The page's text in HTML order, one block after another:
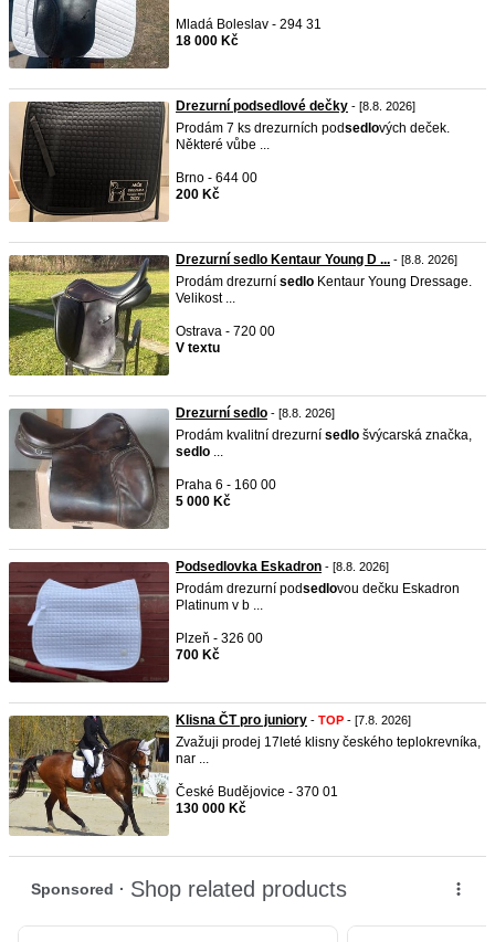
Mladá Boleslav - 294 31
18 000 Kč
Drezurní podsedlové dečky - [8.8. 2026]
Prodám 7 ks drezurních podsedlových deček.
Některé vůbe ...
Brno - 644 00
200 Kč
Drezurní sedlo Kentaur Young D ... - [8.8. 2026]
Prodám drezurní sedlo Kentaur Young Dressage.
Velikost ...
Ostrava - 720 00
V textu
Drezurní sedlo - [8.8. 2026]
Prodám kvalitní drezurní sedlo švýcarská značka,
sedlo ...
Praha 6 - 160 00
5 000 Kč
Podsedlovka Eskadron - [8.8. 2026]
Prodám drezurní podsedlovou dečku Eskadron
Platinum v b ...
Plzeň - 326 00
700 Kč
Klisna ČT pro juniory - TOP - [7.8. 2026]
Zvažuji prodej 17leté klisny českého teplokrevníka,
nar ...
České Budějovice - 370 01
130 000 Kč